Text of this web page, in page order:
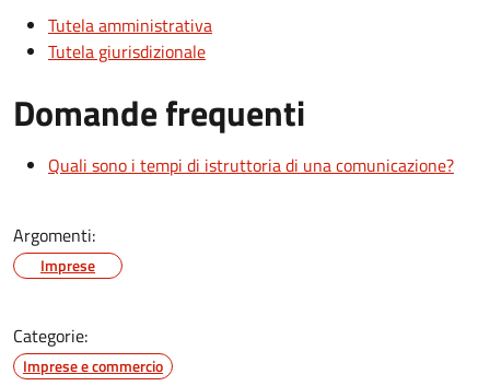
Tutela amministrativa
Tutela giurisdizionale
Domande frequenti
Quali sono i tempi di istruttoria di una comunicazione?
Argomenti:
Imprese
Categorie:
Imprese e commercio